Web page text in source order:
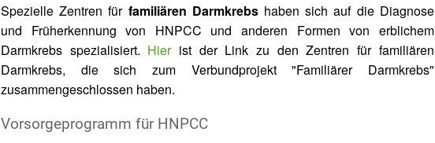
Spezielle Zentren für familiären Darmkrebshaben sich auf die Diagnose
und Früherkennung von HNPCC und anderen Formen von erblichem
Darmkrebs spezialisiert. Hier ist der Link zu den Zentren für familiären
Darmkrebs, die sich zum Verbundprojekt "Familiärer Darmkrebs"
zusammengeschlossen haben.
Vorsorgeprogramm für HNPCC